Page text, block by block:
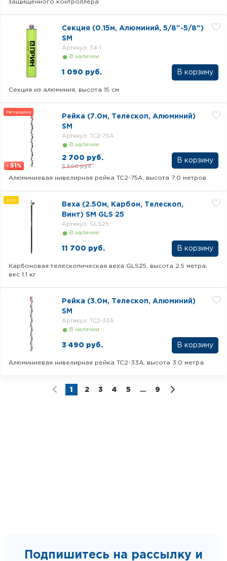
защищенного контроллера
Секция (0.15м, Алюминий, 5/8"-5/8")
SM
В наличии
Артикул: T4-1
1 090 руб.
Секция из алюминия, высота 15 см
Распродажа
- 51 %
Рейка (7.0м, Телескоп, Алюминий)
SM
В наличии
Артикул: TC2-75A
2 700 руб.
5 500 руб.
Алюминиевая нивелирная рейка TC2-75A, высота 7.0 метров
Хит!
Веха (2.50м, Карбон, Телескоп,
Винт) SM GLS 25
В наличии
Артикул: GLS25
11 700 руб.
Карбоновая телескопическая веха GLS25, высота 2.5 метра,
вес 1.1 кг
Рейка (3.0м, Телескоп, Алюминий)
SM
В наличии
Артикул: TC2-33A
3 490 руб.
Алюминиевая нивелирная рейка TC2-33A, высота 3.0 метра
1 2 3 4 5 ... 9
Подпишитесь на рассылку и